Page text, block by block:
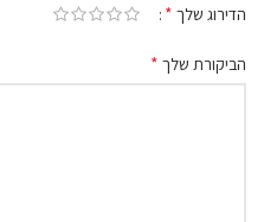
הדירוג שלך *
הביקורת שלך *